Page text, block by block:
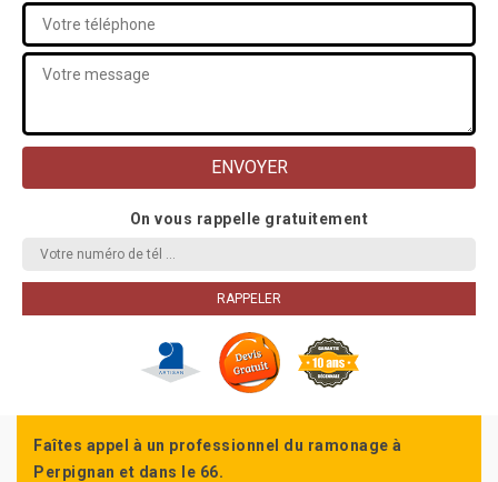
On vous rappelle gratuitement
Faîtes appel à un professionnel du ramonage à
Perpignan et dans le 66.